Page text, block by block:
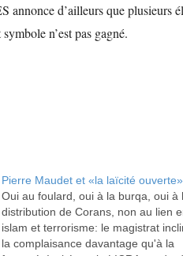
annonce d’ailleurs que plusieurs
n’est pas gagné.
Pierre Maudet et «la laïcité ouverte»
Oui au foulard, oui à la burqa, oui à
distribution de Corans, non au lien
islam et terrorisme: le magistrat
la complaisance davantage qu'à la